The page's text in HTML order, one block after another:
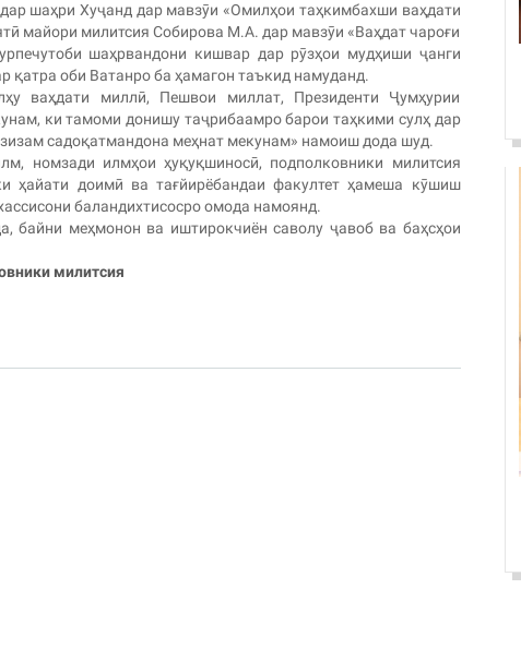
шаҳри Хуҷанд дар мавзӯи «Омилҳои таҳкимбахши ваҳдати
майори милитсия Собирова М.А. дар мавзӯи «Ваҳдат чароғи
шаҳрвандони кишвар дар рӯзҳои мудҳиши ҷанги
қатра оби Ватанро ба ҳамагон таъкид намуданд.
ваҳдати миллӣ, Пешвои миллат, Президенти Ҷумҳурии
ки тамоми донишу таҷрибаамро барои таҳкими сулҳ дар
садоқатмандона меҳнат мекунам» намоиш дода шуд.
номзади илмҳои ҳуқуқшиносӣ, подполковники милитсия
доимӣ ва тағйирёбандаи факултет ҳамеша кӯшиш
баландихтисосро омода намоянд.
байни меҳмонон ва иштирокчиён саволу ҷавоб ва баҳсҳои
милитсия